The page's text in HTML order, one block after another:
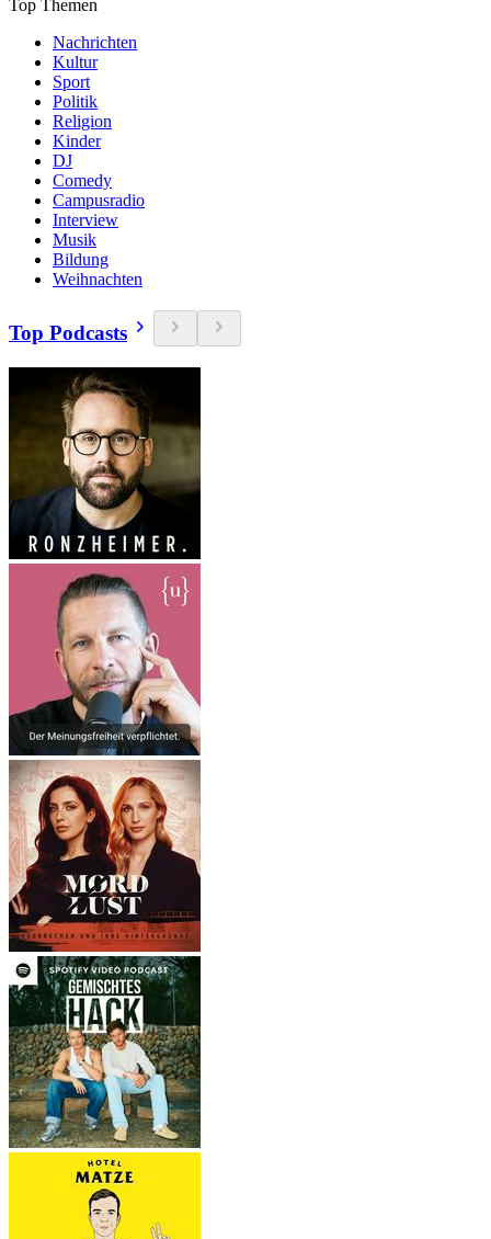
Top Themen
Nachrichten
Kultur
Sport
Politik
Religion
Kinder
DJ
Comedy
Campusradio
Interview
Musik
Bildung
Weihnachten
Top Podcasts